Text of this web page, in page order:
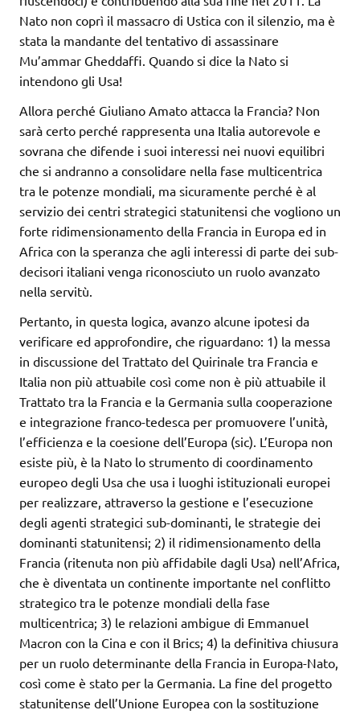
Nato non coprì il massacro di Ustica con il silenzio, ma è
stata la mandante del tentativo di assassinare
Mu’ammar Gheddaffi. Quando si dice la Nato si
intendono gli Usa!
Allora perché Giuliano Amato attacca la Francia? Non
sarà certo perché rappresenta una Italia autorevole e
sovrana che difende i suoi interessi nei nuovi equilibri
che si andranno a consolidare nella fase multicentrica
tra le potenze mondiali, ma sicuramente perché è al
servizio dei centri strategici statunitensi che vogliono un
forte ridimensionamento della Francia in Europa ed in
Africa con la speranza che agli interessi di parte dei sub-
decisori italiani venga riconosciuto un ruolo avanzato
nella servitù.
Pertanto, in questa logica, avanzo alcune ipotesi da
verificare ed approfondire, che riguardano: 1) la messa
in discussione del Trattato del Quirinale tra Francia e
Italia non più attuabile così come non è più attuabile il
Trattato tra la Francia e la Germania sulla cooperazione
e integrazione franco-tedesca per promuovere l’unità,
l’efficienza e la coesione dell’Europa (sic). L’Europa non
esiste più, è la Nato lo strumento di coordinamento
europeo degli Usa che usa i luoghi istituzionali europei
per realizzare, attraverso la gestione e l’esecuzione
degli agenti strategici sub-dominanti, le strategie dei
dominanti statunitensi; 2) il ridimensionamento della
Francia (ritenuta non più affidabile dagli Usa) nell’Africa,
che è diventata un continente importante nel conflitto
strategico tra le potenze mondiali della fase
multicentrica; 3) le relazioni ambigue di Emmanuel
Macron con la Cina e con il Brics; 4) la definitiva chiusura
per un ruolo determinante della Francia in Europa-Nato,
così come è stato per la Germania. La fine del progetto
statunitense dell’Unione Europea con la sostituzione